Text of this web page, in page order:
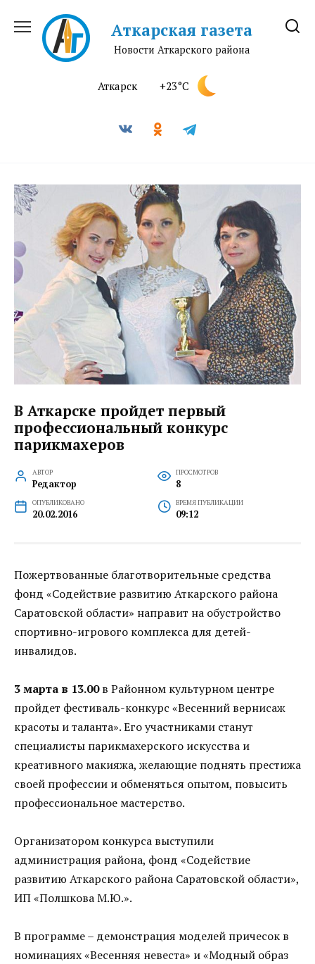
содержанию
Аткарская газета
Новости Аткарского района
Аткарск +23°C
В Аткарске пройдет первый
профессиональный конкурс
парикмахеров
АВТОР
Редактор
ПРОСМОТРОВ
8
ОПУБЛИКОВАНО
20.02.2016
ВРЕМЯ ПУБЛИКАЦИИ
09:12
Пожертвованные благотворительные средства
фонд «Содействие развитию Аткарского района
Саратовской области» направит на обустройство
спортивно-игрового комплекса для детей-
инвалидов.
3 марта в 13.00в Районном культурном центре
пройдет фестиваль-конкурс «Весенний вернисаж
красоты и таланта». Его участниками станут
специалисты парикмахерского искусства и
креативного макияжа, желающие поднять престижа
своей профессии и обменяться опытом, повысить
профессиональное мастерство.
Организатором конкурса выступили
администрация района, фонд «Содействие
развитию Аткарского района Саратовской области»,
ИП «Полшкова М.Ю.».
В программе – демонстрация моделей причесок в
номинациях «Весенняя невеста» и «Модный образ